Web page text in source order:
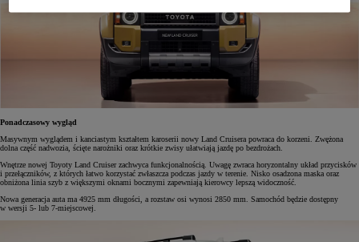
Ponadczasowy wygląd
Masywnym wyglądem i kanciastym kształtem karoserii nowy Land Cruisera powraca do korzeni. Zwężona
dolna część nadwozia, ścięte narożniki oraz krótkie zwisy ułatwiają jazdę po bezdrożach.
Wnętrze nowej Toyoty Land Cruiser zachwyca funkcjonalnością. Uwagę zwraca horyzontalny układ przycisków
i przełączników, z których łatwo korzystać zwłaszcza podczas jazdy w terenie. Nisko osadzona maska oraz
obniżona linia szyb z większymi oknami bocznymi zapewniają kierowcy lepszą widoczność.
Nowa generacja auta ma 4925 mm długości, a rozstaw osi wynosi 2850 mm. Samochód będzie dostępny
w wersji 5- lub 7-miejscowej.